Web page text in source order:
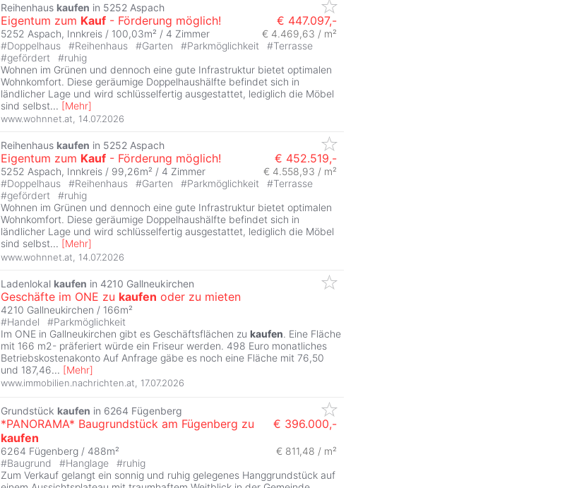
Reihenhaus kaufen in 5252 Aspach
Eigentum zum Kauf - Förderung möglich! € 447.097,-
5252 Aspach, Innkreis / 100,03m² / 4 Zimmer € 4.469,63 / m²
#Doppelhaus #Reihenhaus #Garten #Parkmöglichkeit #Terrasse
#gefördert #ruhig
Wohnen im Grünen und dennoch eine gute Infrastruktur bietet optimalen
Wohnkomfort. Diese geräumige Doppelhaushälfte befindet sich in
ländlicher Lage und wird schlüsselfertig ausgestattet, lediglich die Möbel
sind selbst... [Mehr]
www.wohnnet.at 14.07.2026
Reihenhaus kaufen in 5252 Aspach
Eigentum zum Kauf - Förderung möglich! € 452.519,-
5252 Aspach, Innkreis / 99,26m² / 4 Zimmer € 4.558,93 / m²
#Doppelhaus #Reihenhaus #Garten #Parkmöglichkeit #Terrasse
#gefördert #ruhig
Wohnen im Grünen und dennoch eine gute Infrastruktur bietet optimalen
Wohnkomfort. Diese geräumige Doppelhaushälfte befindet sich in
ländlicher Lage und wird schlüsselfertig ausgestattet, lediglich die Möbel
sind selbst... [Mehr]
www.wohnnet.at 14.07.2026
Ladenlokal kaufen in 4210 Gallneukirchen
Geschäfte im ONE zu kaufen oder zu mieten
4210 Gallneukirchen / 166m²
#Handel #Parkmöglichkeit
Im ONE in Gallneukirchen gibt es Geschäftsflächen zu kaufen. Eine Fläche
mit 166 m2- präferiert würde ein Friseur werden. 498 Euro monatliches
Betriebskostenakonto Auf Anfrage gäbe es noch eine Fläche mit 76,50
und 187,46... [Mehr]
www.immobilien.nachrichten.at, 17.07.2026
Grundstück kaufen in 6264 Fügenberg
*PANORAMA* Baugrundstück am Fügenberg zu
kaufen
€ 396.000,-
6264 Fügenberg / 488m²
€ 811,48 / m²
#Baugrund #Hanglage #ruhig
Zum Verkauf gelangt ein sonnig und ruhig gelegenes Hanggrundstück auf